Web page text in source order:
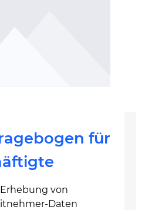
für
von
Daten